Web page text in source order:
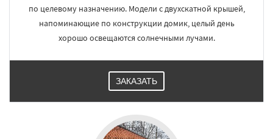
по целевому назначению. Модели с двухскатной крышей,
напоминающие по конструкции домик, целый день
хорошо освещаются солнечными лучами.
ЗАКАЗАТЬ